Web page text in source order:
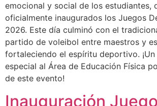
emocional y social de los estudiantes,
oficialmente inaugurados los Juegos
2026. Este día culminó con el
partido de voleibol entre maestros y
fortaleciendo el espíritu deportivo.
especial al Área de Educación Física
de este evento!
Inauguración